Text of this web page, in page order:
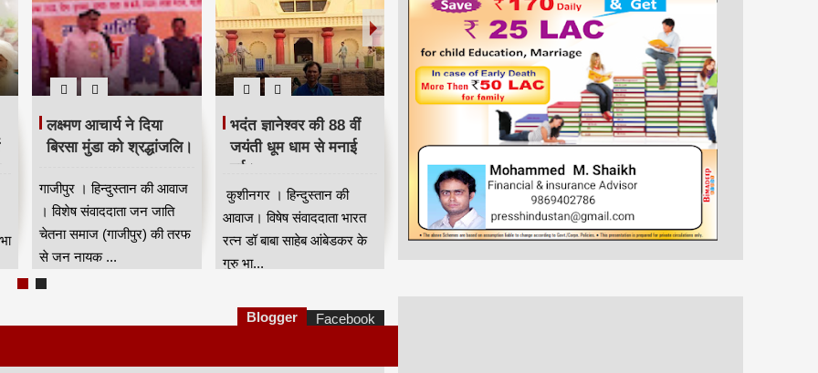
रहेजा बिल्डर ने किया
अन्याय | नसीम खान
मुंबई; पवई साकीनाका स्थित
रहेजा के २२ ईमारत के निवासियों
के मकान ख़तरे में आ गए है एक
और कैम्पा...
गुजरात में सेवादल के
कार्यकर्ता घर घर जाकर
चुनाव प्रचार करेंगे।
गुजरात प्रदेश कांग्रेस सेवादल
द्वारा सेवादल के पदाधिकारियों
और कार्यकर्ताओं की बैठक
गांधीनगर ...
Blogger Facebook